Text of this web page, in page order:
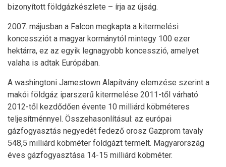
bizonyított földgázkészlete – írja az újság.
2007. májusban a Falcon megkapta a kitermelési
koncessziót a magyar kormánytól mintegy 100 ezer
hektárra, ez az egyik legnagyobb koncesszió, amelyet
valaha is adtak Európában.
A washingtoni Jamestown Alapítvány elemzése szerint a
makói földgáz iparszerű kitermelése 2011-től várható
2012-től kezdődően évente 10 milliárd köbméteres
teljesítménnyel. Összehasonlításul: az európai
gázfogyasztás negyedét fedező orosz Gazprom tavaly
548,5 milliárd köbméter földgázt termelt. Magyarország
éves gázfogyasztása 14-15 milliárd köbméter.